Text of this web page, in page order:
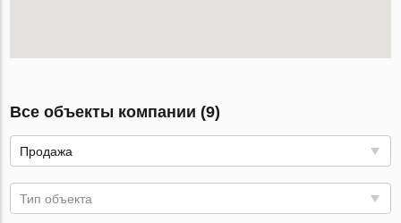
Все объекты компании (9)
Продажа
Тип объекта